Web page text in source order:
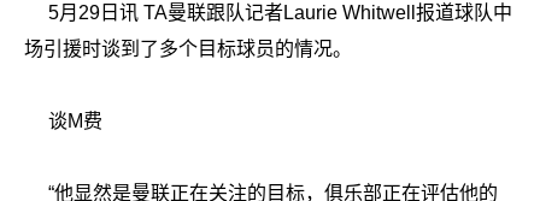
5月29日讯 TA曼联跟队记者Laurie Whitwell报道球队中
场引援时谈到了多个目标球员的情况。
谈M费
“他显然是曼联正在关注的目标，俱乐部正在评估他的